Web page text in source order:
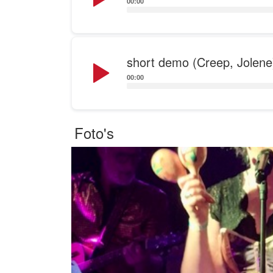
short demo (Creep,
Player
00:00
Foto's